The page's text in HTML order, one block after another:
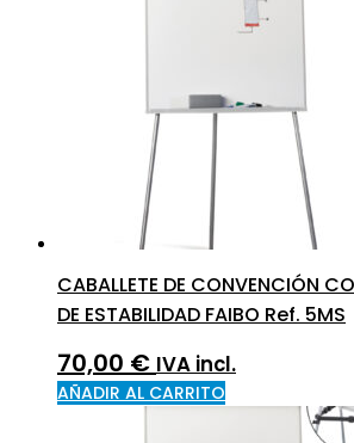
CABALLETE DE CONVENCIÓN
DE ESTABILIDAD FAIBO Ref. 5MS
70,00 € IVA incl.
AÑADIR AL CARRITO